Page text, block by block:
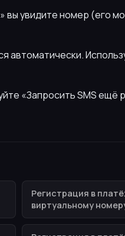
вы увидите номер (его
автоматически.
«Запросить SMS ещё
Регистрация в
виртуальному